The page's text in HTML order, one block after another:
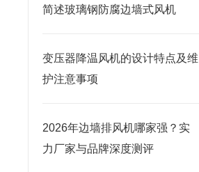
简述玻璃钢防腐边墙式风机
变压器降温风机的设计特点及维
护注意事项
2026年边墙排风机哪家强？实
力厂家与品牌深度测评